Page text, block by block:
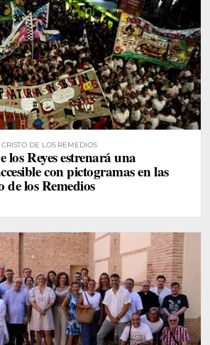
DE LOS REMEDIOS
los Reyes estrenará una
con pictogramas en las
de los Remedios